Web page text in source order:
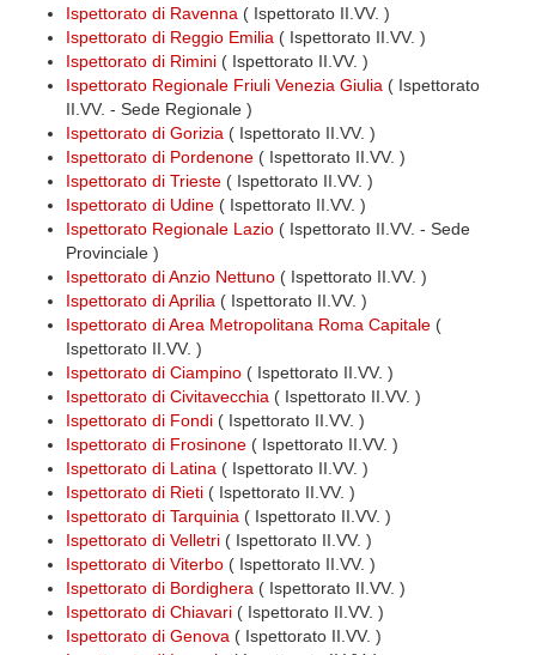
Ispettorato di Ravenna ( Ispettorato II.VV. )
Ispettorato di Reggio Emilia ( Ispettorato II.VV. )
Ispettorato di Rimini ( Ispettorato II.VV. )
Ispettorato Regionale Friuli Venezia Giulia ( Ispettorato
II.VV. - Sede Regionale )
Ispettorato di Gorizia ( Ispettorato II.VV. )
Ispettorato di Pordenone ( Ispettorato II.VV. )
Ispettorato di Trieste ( Ispettorato II.VV. )
Ispettorato di Udine ( Ispettorato II.VV. )
Ispettorato Regionale Lazio ( Ispettorato II.VV. - Sede
Provinciale )
Ispettorato di Anzio Nettuno ( Ispettorato II.VV. )
Ispettorato di Aprilia ( Ispettorato II.VV. )
Ispettorato di Area Metropolitana Roma Capitale (
Ispettorato II.VV. )
Ispettorato di Ciampino ( Ispettorato II.VV. )
Ispettorato di Civitavecchia ( Ispettorato II.VV. )
Ispettorato di Fondi ( Ispettorato II.VV. )
Ispettorato di Frosinone ( Ispettorato II.VV. )
Ispettorato di Latina ( Ispettorato II.VV. )
Ispettorato di Rieti ( Ispettorato II.VV. )
Ispettorato di Tarquinia ( Ispettorato II.VV. )
Ispettorato di Velletri ( Ispettorato II.VV. )
Ispettorato di Viterbo ( Ispettorato II.VV. )
Ispettorato di Bordighera ( Ispettorato II.VV. )
Ispettorato di Chiavari ( Ispettorato II.VV. )
Ispettorato di Genova ( Ispettorato II.VV. )